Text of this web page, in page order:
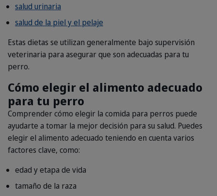
salud urinaria
salud de la piel y el pelaje
Estas dietas se utilizan generalmente bajo supervisión
veterinaria para asegurar que son adecuadas para tu
perro.
Cómo elegir el alimento adecuado
para tu perro
Comprender cómo elegir la comida para perros puede
ayudarte a tomar la mejor decisión para su salud. Puedes
elegir el alimento adecuado teniendo en cuenta varios
factores clave, como:
edad y etapa de vida
tamaño de la raza